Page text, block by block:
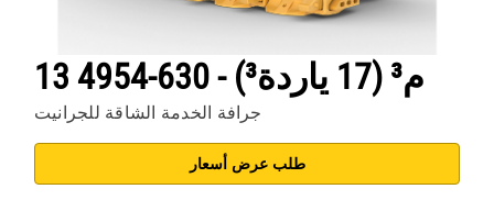
13 م³ (17 ياردة³) - 630-4954
جرافة الخدمة الشاقة للجرانيت
طلب عرض أسعار